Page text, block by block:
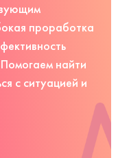
проработка
найти
с ситуацией и